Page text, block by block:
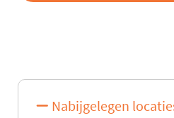
Nabijgelegen